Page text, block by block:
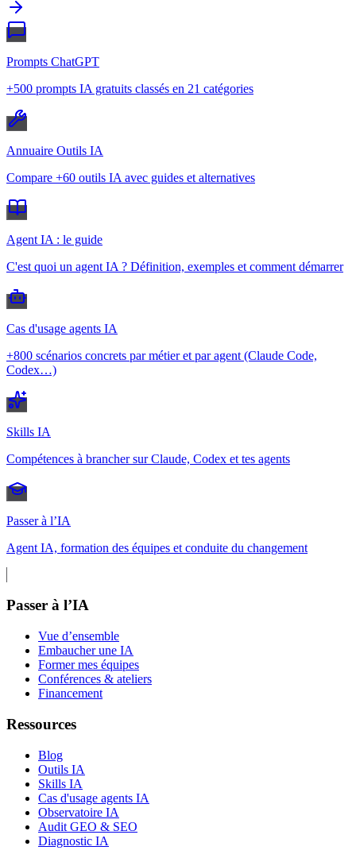
Prompts ChatGPT
+500 prompts IA gratuits classés en 21 catégories
Annuaire Outils IA
Compare +60 outils IA avec guides et alternatives
Agent IA : le guide
C'est quoi un agent IA ? Définition, exemples et comment démarrer
Cas d'usage agents IA
+800 scénarios concrets par métier et par agent (Claude Code,
Codex…)
Skills IA
Compétences à brancher sur Claude, Codex et tes agents
Passer à l’IA
Agent IA, formation des équipes et conduite du changement
Passer à l’IA
Vue d’ensemble
Embaucher une IA
Former mes équipes
Conférences & ateliers
Financement
Ressources
Blog
Outils IA
Skills IA
Cas d'usage agents IA
Observatoire IA
Audit GEO & SEO
Diagnostic IA